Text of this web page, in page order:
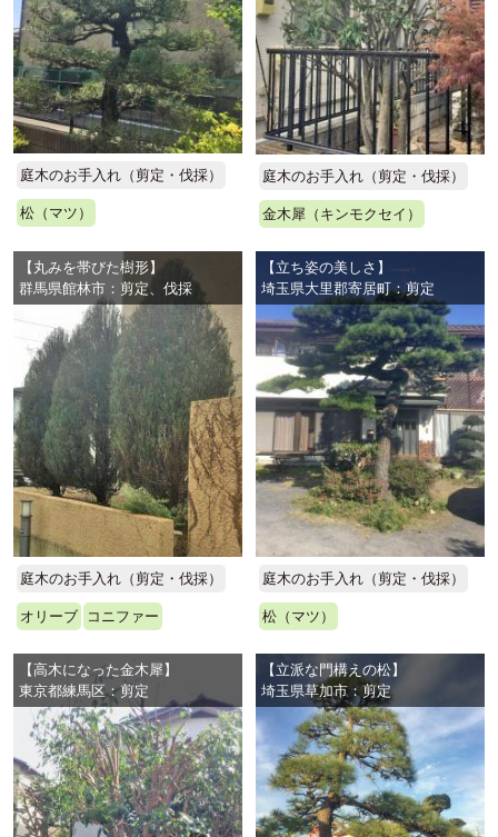
庭木のお手入れ（剪定・伐採）
松（マツ）
庭木のお手入れ（剪定・伐採）
金木犀（キンモクセイ）
【丸みを帯びた樹形】
群馬県館林市：剪定、伐採
庭木のお手入れ（剪定・伐採）
オリーブ コニファー
【立ち姿の美しさ】
埼玉県大里郡寄居町：剪定
庭木のお手入れ（剪定・伐採）
松（マツ）
【高木になった金木犀】
東京都練馬区：剪定
【立派な門構えの松】
埼玉県草加市：剪定